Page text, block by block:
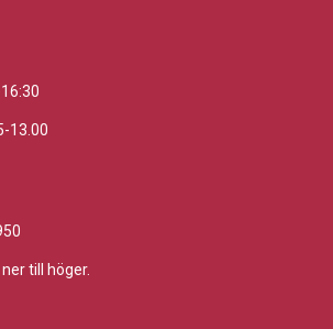
13.00
till höger.